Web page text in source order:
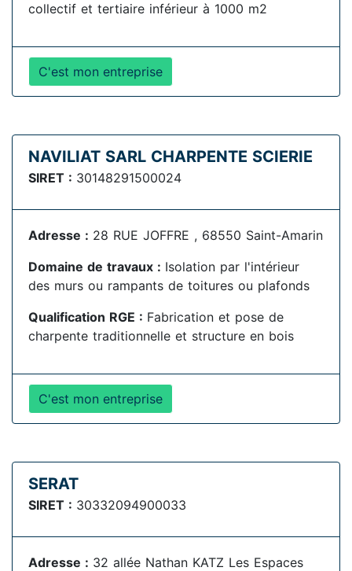
collectif et tertiaire inférieur à 1000 m2
C'est mon entreprise
NAVILIAT SARL CHARPENTE SCIERIE
SIRET : 30148291500024
Adresse : 28 RUE JOFFRE , 68550 Saint-Amarin
Domaine de travaux : Isolation par l'intérieur
des murs ou rampants de toitures ou plafonds
Qualification RGE : Fabrication et pose de
charpente traditionnelle et structure en bois
C'est mon entreprise
SERAT
SIRET : 30332094900033
Adresse : 32 allée Nathan KATZ Les Espaces